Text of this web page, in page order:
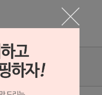
심됐어요